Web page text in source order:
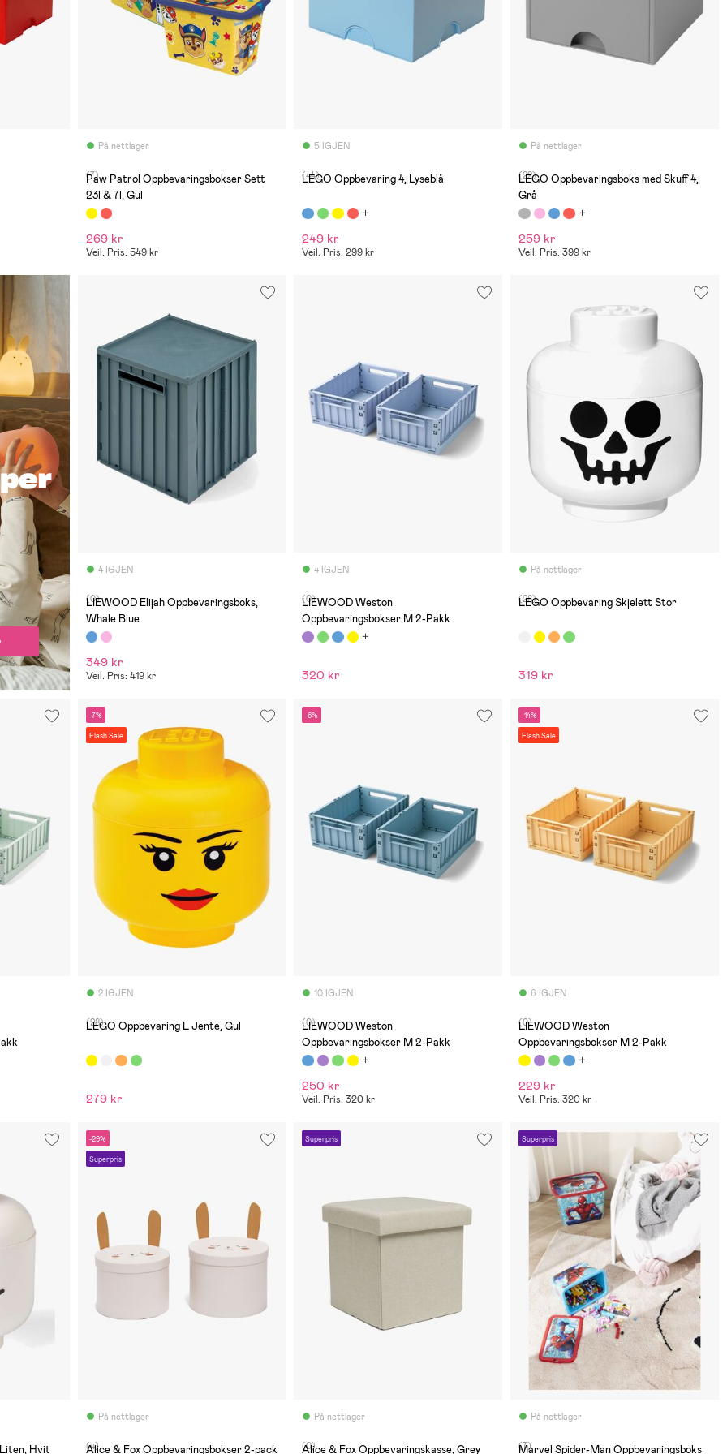
På nettlager
(7)
Paw Patrol Oppbevaringsbokser Sett
23l & 7l, Gul
269 kr
Veil. Pris: 549 kr
5 IGJEN
(44)
LEGO Oppbevaring 4, Lyseblå
249 kr
Veil. Pris: 299 kr
På nettlager
(22)
LEGO Oppbevaringsboks med Skuff 4,
Grå
259 kr
Veil. Pris: 399 kr
4 IGJEN
(0)
LIEWOOD Elijah Oppbevaringsboks,
Whale Blue
349 kr
Veil. Pris: 419 kr
4 IGJEN
(0)
LIEWOOD Weston
Oppbevaringsbokser M 2-Pakk
320 kr
På nettlager
(28)
LEGO Oppbevaring Skjelett Stor
319 kr
-7%
Flash Sale
2 IGJEN
(28)
LEGO Oppbevaring L Jente, Gul
279 kr
-6%
10 IGJEN
(0)
LIEWOOD Weston
Oppbevaringsbokser M 2-Pakk
250 kr
Veil. Pris: 320 kr
-14%
Flash Sale
6 IGJEN
(0)
LIEWOOD Weston
Oppbevaringsbokser M 2-Pakk
229 kr
Veil. Pris: 320 kr
Hvit
-29%
Superpris
På nettlager
(4)
Alice & Fox Oppbevaringsbokser 2-pack
Superpris
På nettlager
(0)
Alice & Fox Oppbevaringskasse, Grey
Superpris
På nettlager
(7)
Marvel Spider-Man Oppbevaringsboks